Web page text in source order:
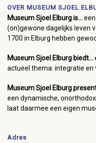
OVER MUSEUM SJOEL
Museum Sjoel Elburg is...
(on)gewone dagelijks leven
1700 in Elburg hebben
Museum Sjoel Elburg biedt...
actueel thema: integratie en
Museum Sjoel Elburg
een dynamische,
laat daarmee een eigen
Adres